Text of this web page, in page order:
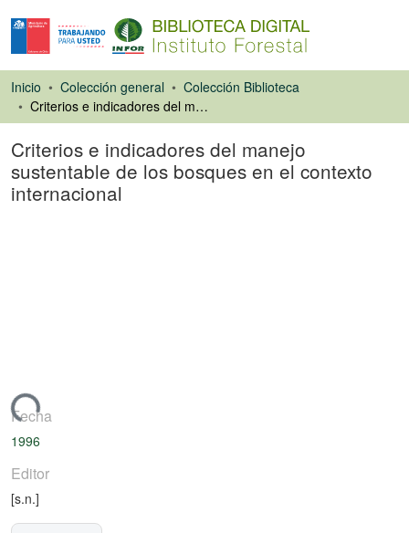
Inicio Colección general
Colección Biblioteca
Criterios e indicadores del manejo sustentable de los bosques en el contexto internacional
Criterios e indicadores del manejo
sustentable de los bosques en el contexto
internacional
Fecha
1996
Editor
[s.n.]